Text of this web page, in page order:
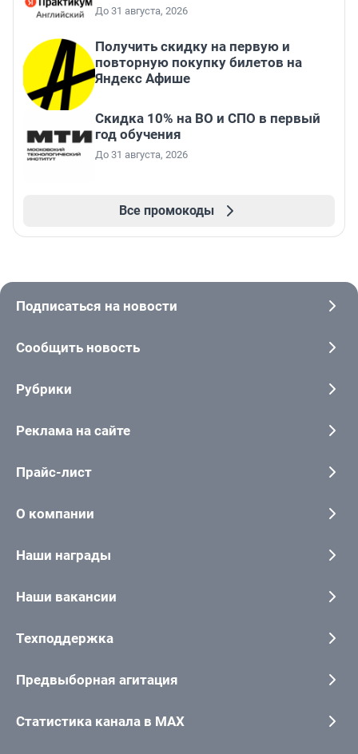
До 31 августа, 2026
Получить скидку на первую и
повторную покупку билетов на
Яндекс Афише
Скидка 10% на ВО и СПО в первый
год обучения
До 31 августа, 2026
Все промокоды
Подписаться на новости
Сообщить новость
Рубрики
Реклама на сайте
Прайс-лист
О компании
Наши награды
Наши вакансии
Техподдержка
Предвыборная агитация
Статистика канала в MAX